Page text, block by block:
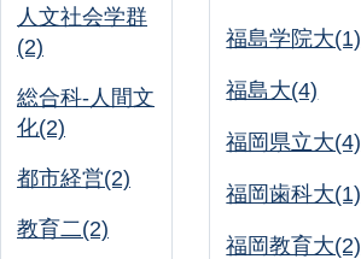
人文社会学群
(2)
総合科-人間文
化(2)
都市経営(2)
教育二(2)
福島学院大(1)
福島大(4)
福岡県立大(4)
福岡歯科大(1)
福岡教育大(2)